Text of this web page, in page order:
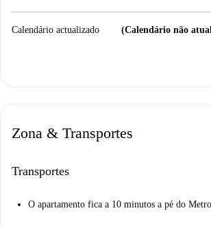
Calendário actualizado (Calendário não
Zona & Transportes
Transportes
O apartamento fica a 10 minutos a pé do